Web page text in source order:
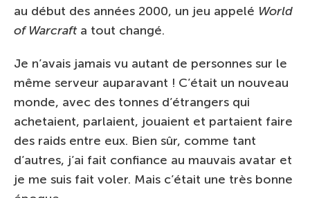
au début des années 2000, un jeu appelé World
of Warcrafta tout changé.
Je n’avais jamais vu autant de personnes sur le
même serveur auparavant ! C’était un nouveau
monde, avec des tonnes d’étrangers qui
achetaient, parlaient, jouaient et partaient faire
des raids entre eux. Bien sûr, comme tant
d’autres, j’ai fait confiance au mauvais avatar et
je me suis fait voler. Mais c’était une très bonne